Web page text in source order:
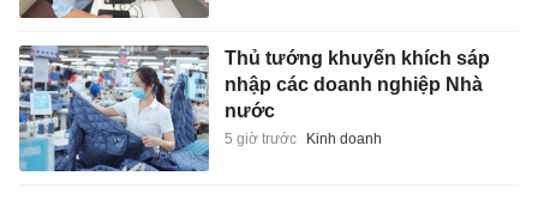
Thủ tướng khuyến khích sáp
nhập các doanh nghiệp Nhà
nước
5 giờ trước Kinh doanh